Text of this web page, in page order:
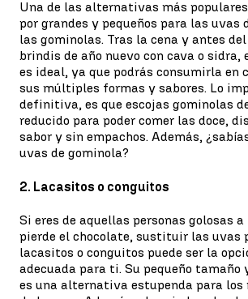
Una de las alternativas más
por grandes y pequeños para las uvas
las gominolas. Tras la cena y antes
brindis de año nuevo con cava o sidra,
es ideal, ya que podrás consumirla en
sus múltiples formas y sabores. Lo
definitiva, es que escojas gominolas
reducido para poder comer las doce,
sabor y sin empachos. Además,
uvas de gominola?
2. Lacasitos o conguitos
Si eres de aquellas personas golosas a
pierde el chocolate, sustituir las uvas
lacasitos o conguitos puede ser la
adecuada para ti. Su pequeño tamaño
es una alternativa estupenda para los